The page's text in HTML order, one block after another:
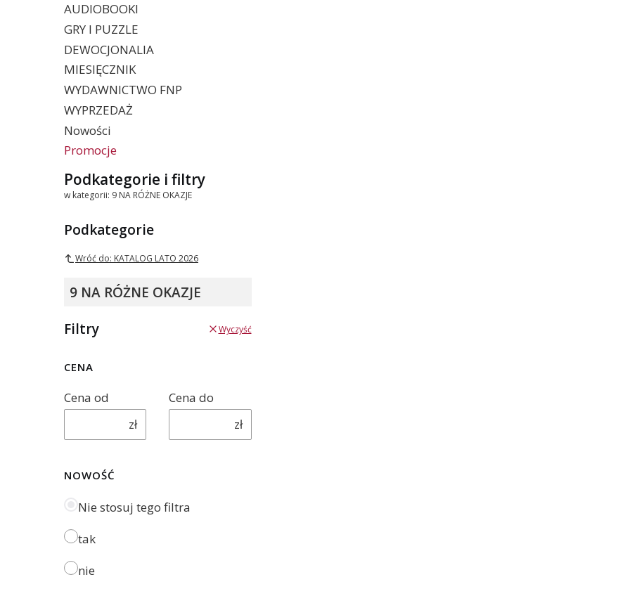
AUDIOBOOKI
GRY I PUZZLE
DEWOCJONALIA
MIESIĘCZNIK
WYDAWNICTWO FNP
WYPRZEDAŻ
Nowości
Promocje
Koniec menu
Podkategorie i filtry
w kategorii: 9 NA RÓŻNE OKAZJE
Podkategorie
Wróć do: KATALOG LATO 2026
9 NA RÓŻNE OKAZJE
Filtry Wyczyść
CENA
Cena od
zł
Cena do
zł
NOWOŚĆ
Nie stosuj tego filtra
tak
nie